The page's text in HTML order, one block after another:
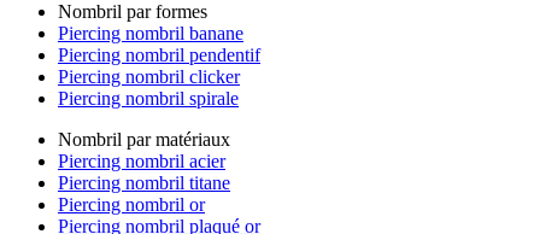
Nombril par formes
Piercing nombril banane
Piercing nombril pendentif
Piercing nombril clicker
Piercing nombril spirale
Nombril par matériaux
Piercing nombril acier
Piercing nombril titane
Piercing nombril or
Piercing nombril plaqué or